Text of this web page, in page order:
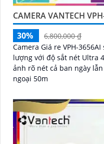
CAMERA VANTECH
30%
6,800,000 ₫
Camera Giá re VPH-
lượng với độ sắt nét Ultra 4k
ảnh rõ nét cả ban ngày
ngoại 50m